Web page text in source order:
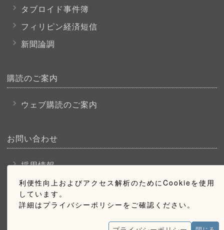
利便性向上およびアクセス解析のためにCookieを使用
しています。
詳細はプライバシーポリシーをご確認ください。
タブロイド事件簿
フィリピン経済短信
新聞論調
購読のご案内
ウェブ購読のご案内
お問い合わせ
採用情報
お問い合わせ
広告掲載のご案内